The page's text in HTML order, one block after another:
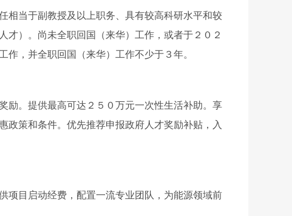
相当于副教授及以上职务、具有较高科研水平和较
才）。尚未全职回国（来华）工作，或者于２０２
作，并全职回国（来华）工作不少于３年。
励。 提供最高可达２５０万元一次性生活补助。享
政策和条件。优先推荐申报政府人才奖励补贴，入
项目启动经费，配置一流专业团队，为能源领域前